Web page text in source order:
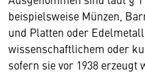
beispielsweise Münzen,
und Platten oder
wissenschaftlichem oder
sofern sie vor 1938 erzeugt